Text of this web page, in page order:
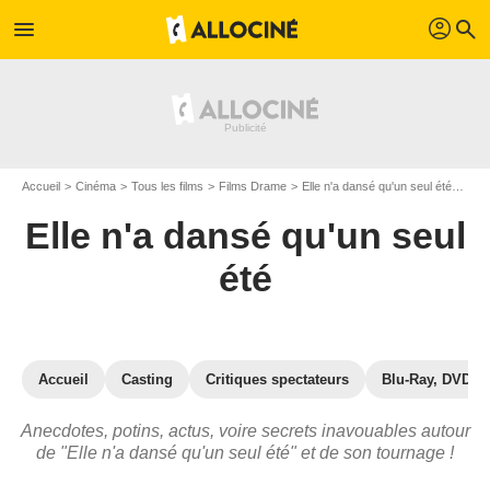
menu profil search
Accueil Cinéma Tous les films Films Drame Elle n'a dansé qu'un seul été
Elle n'a dansé qu'un seul
été
Accueil Casting Critiques spectateurs Blu-Ray, DVD
Anecdotes, potins, actus, voire secrets inavouables autour
de "Elle n'a dansé qu'un seul été" et de son tournage !